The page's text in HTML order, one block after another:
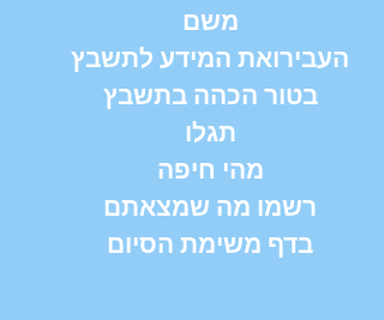
משם
העבירואת המידע לתשבץ
בטור הכהה בתשבץ
תגלו
מהי חיפה
רשמו מה שמצאתם
בדף משימת הסיום